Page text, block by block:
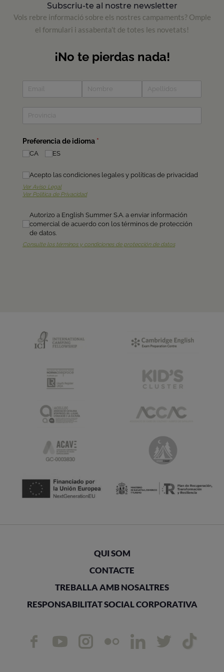
Subscriu-te al nostre newsletter
Vols rebre informació sobre els nostres campaments? Omple
el formulari i assabenta't de totes les novetats!
QUI SOM
CONTACTE
TREBALLA AMB NOSALTRES
RESPONSABILITAT SOCIAL CORPORATIVA